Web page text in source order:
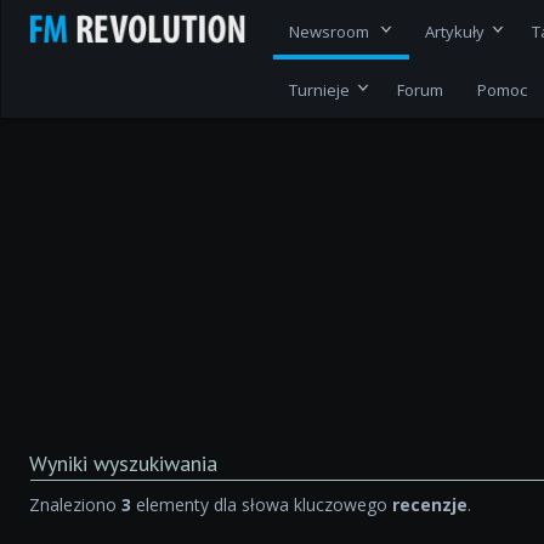
Newsroom Artykuły
Turnieje Forum Pomoc
Wyniki wyszukiwania
Znaleziono3 elementy dla słowa kluczowego recenzje.